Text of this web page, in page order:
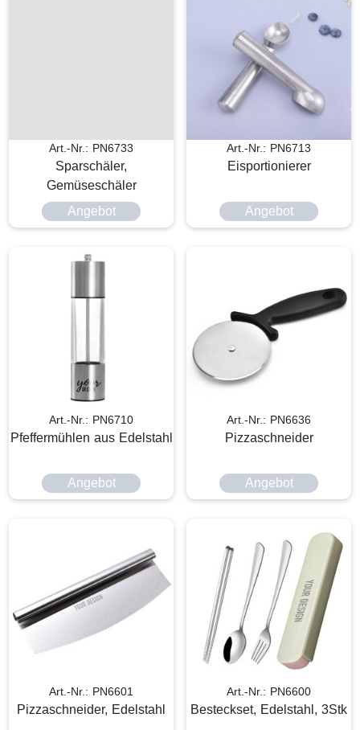
Art.-Nr.: PN6733
Sparschäler,
Gemüseschäler
Angebot
Art.-Nr.: PN6713
Eisportionierer
Angebot
Art.-Nr.: PN6710
Pfeffermühlen aus Edelstahl
Angebot
Art.-Nr.: PN6636
Pizzaschneider
Angebot
Art.-Nr.: PN6601
Pizzaschneider, Edelstahl
Art.-Nr.: PN6600
Besteckset, Edelstahl, 3Stk